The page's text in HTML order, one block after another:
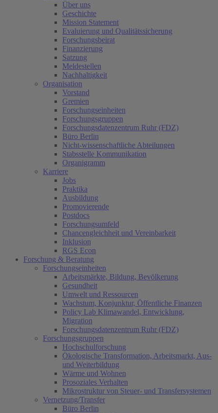
Über uns
Geschichte
Mission Statement
Evaluierung und Qualitätssicherung
Forschungsbeirat
Finanzierung
Satzung
Meldestellen
Nachhaltigkeit
Organisation
Vorstand
Gremien
Forschungseinheiten
Forschungsgruppen
Forschungsdatenzentrum Ruhr (FDZ)
Büro Berlin
Nicht-wissenschaftliche Abteilungen
Stabsstelle Kommunikation
Organigramm
Karriere
Jobs
Praktika
Ausbildung
Promovierende
Postdocs
Forschungsumfeld
Chancengleichheit und Vereinbarkeit
Inklusion
RGS Econ
Forschung & Beratung
Forschungseinheiten
Arbeitsmärkte, Bildung, Bevölkerung
Gesundheit
Umwelt und Ressourcen
Wachstum, Konjunktur, Öffentliche Finanzen
Policy Lab Klimawandel, Entwicklung,
Migration
Forschungsdatenzentrum Ruhr (FDZ)
Forschungsgruppen
Hochschulforschung
Ökologische Transformation, Arbeitsmarkt, Aus-
und Weiterbildung
Wärme und Wohnen
Prosoziales Verhalten
Mikrostruktur von Steuer- und Transfersystemen
Vernetzung/Transfer
Büro Berlin